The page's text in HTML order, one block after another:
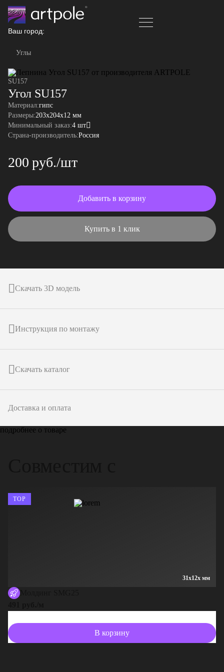
Ваш город:
Углы
SU157
Угол SU157
Материал:гипс
Размеры:203x204x12 мм
Минимальный заказ:4 шт
Страна-производитель:Россия
200 руб./шт
Добавить в корзину
Купить в 1 клик
Скачать 3D модель
Инструкция по монтажу
Скачать каталог
Доставка и оплата
подробнее о товаре
31x12x мм
TOP
В корзину